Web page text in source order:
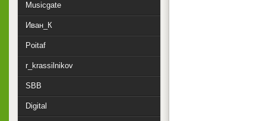
Musicgate
Иван_К
Poitaf
r_krassilnikov
SBB
Digital